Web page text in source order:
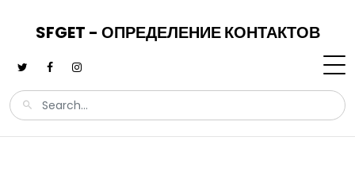
SFGET - ОПРЕДЕЛЕНИЕ КОНТАКТОВ